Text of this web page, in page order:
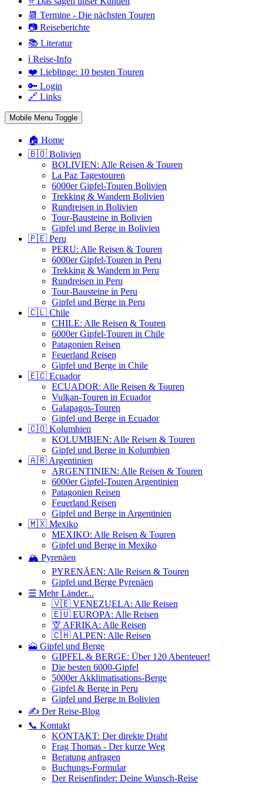
📆 Termine - Die nächsten Touren
📷 Reiseberichte
📚 Literatur
ℹ️ Reise-Info
❤️ Lieblinge: 10 besten Touren
🔑 Login
🔗 Links
Mobile Menu Toggle
🏠 Home
🇧🇴 Bolivien
BOLIVIEN: Alle Reisen & Touren
La Paz Tagestouren
6000er Gipfel-Touren Bolivien
Trekking & Wandern Bolivien
Rundreisen in Bolivien
Tour-Bausteine in Bolivien
Gipfel und Berge in Bolivien
🇵🇪 Peru
PERU: Alle Reisen & Touren
6000er Gipfel-Touren in Peru
Trekking & Wandern in Peru
Rundreisen in Peru
Tour-Bausteine in Peru
Gipfel und Berge in Peru
🇨🇱 Chile
CHILE: Alle Reisen & Touren
6000er Gipfel-Touren in Chile
Patagonien Reisen
Feuerland Reisen
Gipfel und Berge in Chile
🇪🇨 Ecuador
ECUADOR: Alle Reisen & Touren
Vulkan-Touren in Ecuador
Galapagos-Touren
Gipfel und Berge in Ecuador
🇨🇴 Kolumbien
KOLUMBIEN: Alle Reisen & Touren
Gipfel und Berge in Kolumbien
🇦🇷 Argentinien
ARGENTINIEN: Alle Reisen & Touren
6000er Gipfel-Touren Argentinien
Patagonien Reisen
Feuerland Reisen
Gipfel und Berge in Argentinien
🇲🇽 Mexiko
MEXIKO: Alle Reisen & Touren
Gipfel und Berge in Mexiko
🏔️ Pyrenäen
PYRENÄEN: Alle Reisen & Touren
Gipfel und Berge Pyrenäen
☰ Mehr Länder...
🇻🇪 VENEZUELA: Alle Reisen
🇪🇺 EUROPA: Alle Reisen
🦒 AFRIKA: Alle Reisen
🇨🇭 ALPEN: Alle Reisen
🗻 Gipfel und Berge
GIPFEL & BERGE: Über 120 Abenteuer!
Die besten 6000-Gipfel
5000er Akklimatisations-Berge
Gipfel & Berge in Peru
Gipfel und Berge in Bolivien
✍️ Der Reise-Blog
📞 Kontakt
KONTAKT: Der direkte Draht
Frag Thomas - Der kurze Weg
Beratung anfragen
Buchungs-Formular
Der Reisenfinder: Deine Wunsch-Reise